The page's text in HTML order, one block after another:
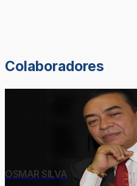
Colaboradores
OSMAR SILVA